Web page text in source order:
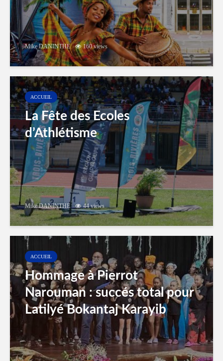
Mike DANINTHE 160 views
ACCUEIL
La Fête des Ecoles
d’Athlétisme
Mike DANINTHE 44 views
ACCUEIL
Hommage à Pierrot
Narouman : succés total pour
Latilyé Bokantaj Karayib